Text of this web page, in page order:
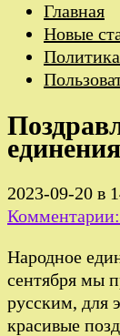
Главная
Новые
2023-09-20 в
Народное
сентября мы
русским, для
красивые